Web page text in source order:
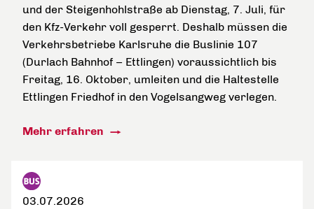
und der Steigenhohlstraße ab Dienstag, 7. Juli, für
den Kfz-Verkehr voll gesperrt. Deshalb müssen die
Verkehrsbetriebe Karlsruhe die Buslinie 107
(Durlach Bahnhof – Ettlingen) voraussichtlich bis
Freitag, 16. Oktober, umleiten und die Haltestelle
Ettlingen Friedhof in den Vogelsangweg verlegen.
Mehr erfahren
03.07.2026